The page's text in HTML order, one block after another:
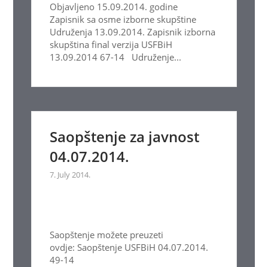
Objavljeno 15.09.2014. godine
Zapisnik sa osme izborne skupštine
Udruženja 13.09.2014. Zapisnik izborna
skupština final verzija USFBiH
13.09.2014 67-14 Udruženje...
Saopštenje za javnost
04.07.2014.
7. July 2014.
Saopštenje možete preuzeti
ovdje: Saopštenje USFBiH 04.07.2014.
49-14